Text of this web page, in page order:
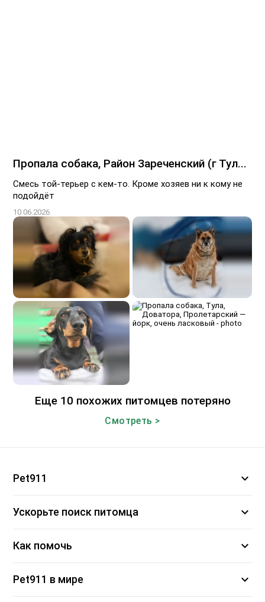
Пропала собака, Район Зареченский (г Тул...
Смесь той-терьер с кем-то. Кроме хозяев ни к кому не
подойдёт
10.06.2026
Еще 10 похожих питомцев потеряно
Смотреть >
Pet911 expand_more
Ускорьте поиск питомца expand_more
Как помочь expand_more
Pet911 в мире expand_more